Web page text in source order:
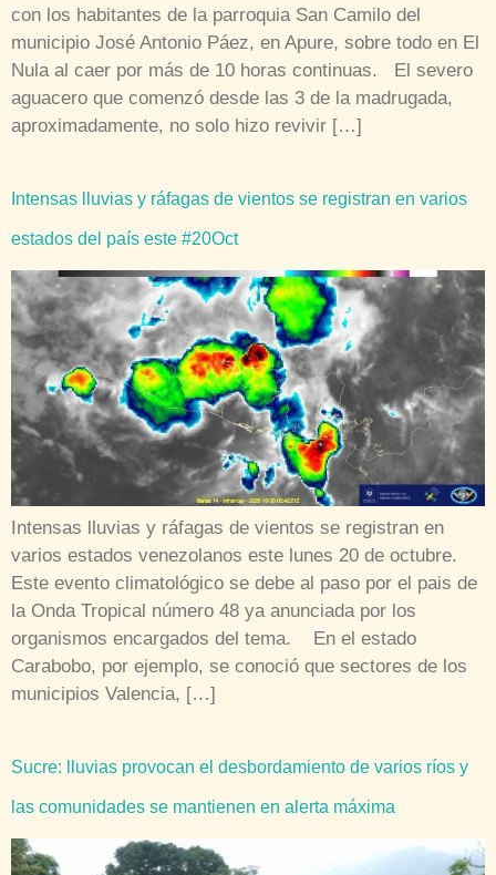
con los habitantes de la parroquia San Camilo del
municipio José Antonio Páez, en Apure, sobre todo en El
Nula al caer por más de 10 horas continuas. El severo
aguacero que comenzó desde las 3 de la madrugada,
aproximadamente, no solo hizo revivir […]
Intensas lluvias y ráfagas de vientos se registran en varios
estados del país este #20Oct
Intensas lluvias y ráfagas de vientos se registran en
varios estados venezolanos este lunes 20 de octubre.
Este evento climatológico se debe al paso por el pais de
la Onda Tropical número 48 ya anunciada por los
organismos encargados del tema. En el estado
Carabobo, por ejemplo, se conoció que sectores de los
municipios Valencia, […]
Sucre: lluvias provocan el desbordamiento de varios ríos y
las comunidades se mantienen en alerta máxima